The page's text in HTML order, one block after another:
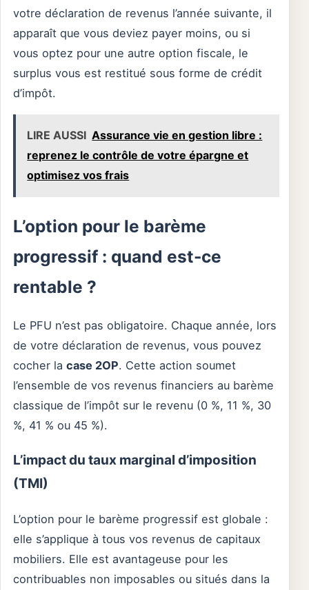
votre déclaration de revenus l’année suivante, il
apparaît que vous deviez payer moins, ou si
vous optez pour une autre option fiscale, le
surplus vous est restitué sous forme de crédit
d’impôt.
LIRE AUSSI Assurance vie en gestion libre :
reprenez le contrôle de votre épargne et
optimisez vos frais
L’option pour le barème
progressif : quand est-ce
rentable ?
Le PFU n’est pas obligatoire. Chaque année, lors
de votre déclaration de revenus, vous pouvez
cocher la case 2OP. Cette action soumet
l’ensemble de vos revenus financiers au barème
classique de l’impôt sur le revenu (0 %, 11 %, 30
%, 41 % ou 45 %).
L’impact du taux marginal d’imposition
(TMI)
L’option pour le barème progressif est globale :
elle s’applique à tous vos revenus de capitaux
mobiliers. Elle est avantageuse pour les
contribuables non imposables ou situés dans la